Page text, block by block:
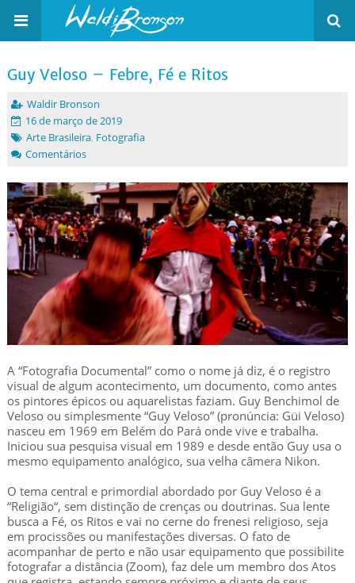
Guy Veloso – Febre, Fé e Ritos
Waldir Bronson
16 de março de 2019
Arte Brasileira, Fotografia
Comentários
A “Fotografia Documental” como o nome já diz, é o registro
visual de algum acontecimento, um documento, como antes
os pintores épicos ou aquarelistas faziam. Guy Benchimol de
Veloso ou simplesmente “Guy Veloso” (pronúncia: Güi Veloso)
nasceu em 1969 em Belém do Pará onde vive e trabalha.
Iniciou sua pesquisa visual em 1989 e desde então Guy usa o
mesmo equipamento analógico, sua velha câmera Nikon.
O tema central e primordial abordado por Guy Veloso é a
“Religião“, sem distinção de crenças ou doutrinas. Sua lente
busca a Fé, os Ritos e vai no cerne do frenesi religioso, seja
em procissões ou manifestações diversas. O fato de
acompanhar de perto e não usar equipamento que possibilite
fotografar a distância (Zoom), faz dele um membro dos Atos